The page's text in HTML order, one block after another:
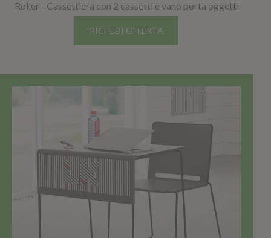
Roller - Cassettiera con 2 cassetti e vano porta oggetti
RICHEDI OFFERTA
TOP SELLER!